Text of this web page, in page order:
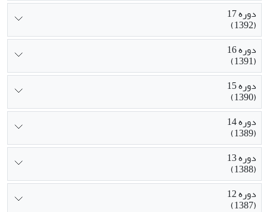
دوره 17
(1392)
دوره 16
(1391)
دوره 15
(1390)
دوره 14
(1389)
دوره 13
(1388)
دوره 12
(1387)